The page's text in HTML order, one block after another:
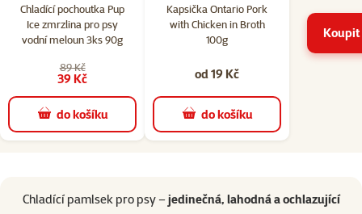
Chladící pochoutka Pup
Ice zmrzlina pro psy
vodní meloun 3ks 90g
89 Kč
39 Kč
do košíku
Kapsička Ontario Pork
with Chicken in Broth
100g
od 19 Kč
do košíku
Chladící pamlsek pro psy –jedinečná, lahodná a ochlazující